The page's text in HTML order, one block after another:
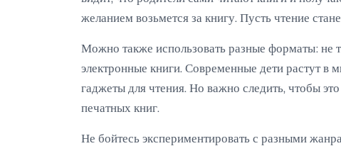
желанием возьмется за книгу. Пусть чтение
Можно также использовать разные форматы: не
электронные книги. Современные дети растут в
гаджеты для чтения. Но важно следить, чтобы
печатных книг.
Не бойтесь экспериментировать с разными